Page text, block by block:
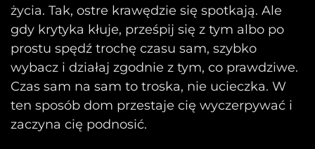
życia. Tak, ostre krawędzie się spotkają. Ale
gdy krytyka kłuje, prześpij się z tym albo po
prostu spędź trochę czasu sam, szybko
wybacz i działaj zgodnie z tym, co prawdziwe.
Czas sam na sam to troska, nie ucieczka. W
ten sposób dom przestaje cię wyczerpywać i
zaczyna cię podnosić.